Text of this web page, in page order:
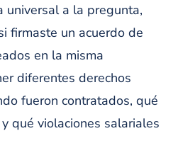
universal a la pregunta,
firmaste un acuerdo de
en la misma
diferentes derechos
fueron contratados, qué
qué violaciones salariales